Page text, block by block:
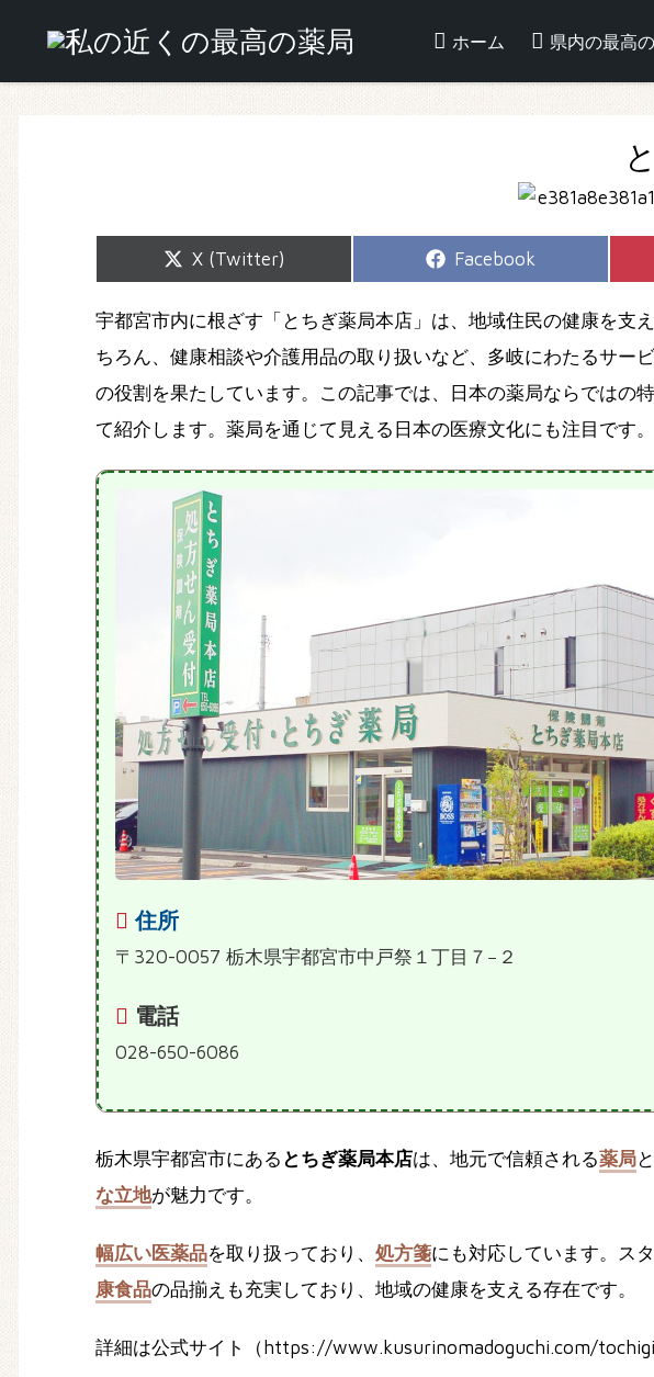
ホーム 県内の最高
Share
X (Twitter)
Share
Facebook
宇都宮市内に根ざす「とちぎ薬局本店」は、地域住民の健康を支
ちろん、健康相談や介護用品の取り扱いなど、多岐にわたるサー
の役割を果たしています。この記事では、日本の薬局ならではの
て紹介します。薬局を通じて見える日本の医療文化にも注目です。
住所
〒320-0057 栃木県宇都宮市中戸祭１丁目７−２
電話
028-650-6086
栃木県宇都宮市にある とちぎ薬局本店は、地元で信頼される薬局
な立地が魅力です。
幅広い医薬品を取り扱っており、 処方箋にも対応しています。ス
康食品の品揃えも充実しており、地域の健康を支える存在です。
詳細は公式サイト（https://www.kusurinomadoguchi.com/